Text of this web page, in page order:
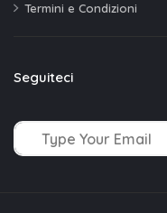
Termini e Condizioni
Seguiteci